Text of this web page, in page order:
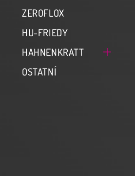
ZEROFLOX
HU-FRIEDY
HAHNENKRATT
OSTATNÍ